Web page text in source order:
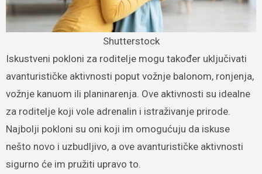
Shutterstock
Iskustveni pokloni za roditelje mogu također uključivati
avanturističke aktivnosti poput vožnje balonom, ronjenja,
vožnje kanuom ili planinarenja. Ove aktivnosti su idealne
za roditelje koji vole adrenalin i istraživanje prirode.
Najbolji pokloni su oni koji im omogućuju da iskuse
nešto novo i uzbudljivo, a ove avanturističke aktivnosti
sigurno će im pružiti upravo to.